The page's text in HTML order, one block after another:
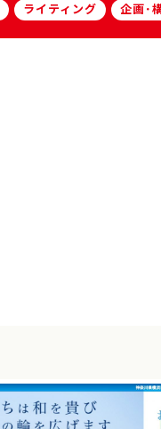
ライティング 企画･